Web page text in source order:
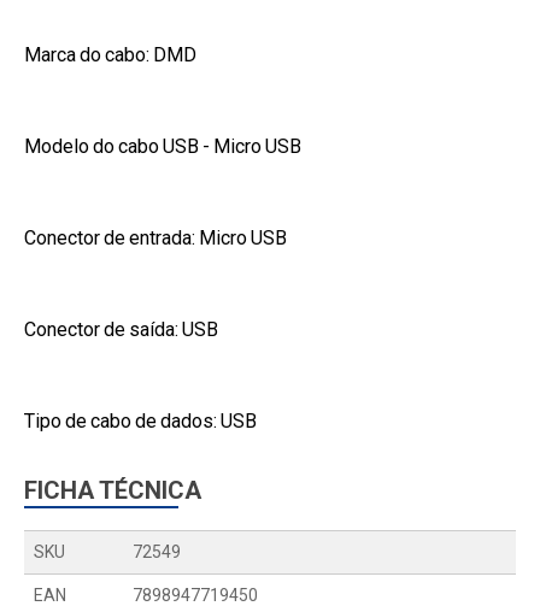
Marca do cabo: DMD
Modelo do cabo USB - Micro USB
Conector de entrada: Micro USB
Conector de saída: USB
Tipo de cabo de dados: USB
FICHA TÉCNICA
SKU 72549
EAN 7898947719450